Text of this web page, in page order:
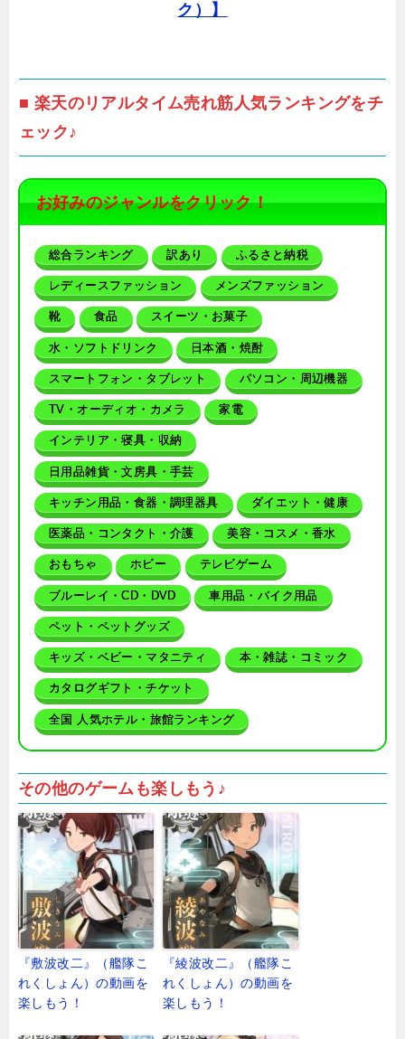
ク）】
■ 楽天のリアルタイム売れ筋人気ランキングをチ
ェック♪
お好みのジャンルをクリック！
総合ランキング 訳あり ふるさと納税
レディースファッション メンズファッション
靴 食品 スイーツ・お菓子
水・ソフトドリンク 日本酒・焼酎
スマートフォン・タブレット パソコン・周辺機器
TV・オーディオ・カメラ 家電
インテリア・寝具・収納
日用品雑貨・文房具・手芸
キッチン用品・食器・調理器具 ダイエット・健康
医薬品・コンタクト・介護 美容・コスメ・香水
おもちゃ ホビー テレビゲーム
ブルーレイ・CD・DVD 車用品・バイク用品
ペット・ペットグッズ
キッズ・ベビー・マタニティ 本・雑誌・コミック
カタログギフト・チケット
全国 人気ホテル・旅館ランキング
その他のゲームも楽しもう♪
『敷波改二』（艦隊こ
れくしょん）の動画を
楽しもう！
『綾波改二』（艦隊こ
れくしょん）の動画を
楽しもう！